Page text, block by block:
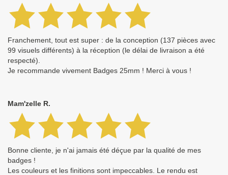
Franchement, tout est super : de la conception (137 pièces avec
99 visuels différents) à la réception (le délai de livraison a été
respecté).
Je recommande vivement Badges 25mm ! Merci à vous !
Mam'zelle R.
Bonne cliente, je n'ai jamais été déçue par la qualité de mes
badges !
Les couleurs et les finitions sont impeccables. Le rendu est